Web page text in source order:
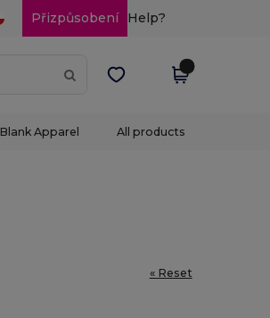
Přizpůsobení Help?
Blank Apparel All products
« Reset